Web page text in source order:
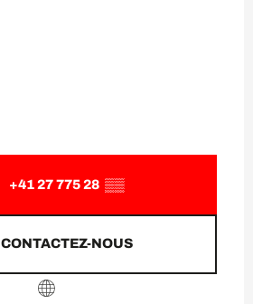
+41 27 775 28 ▒▒
CONTACTEZ-NOUS